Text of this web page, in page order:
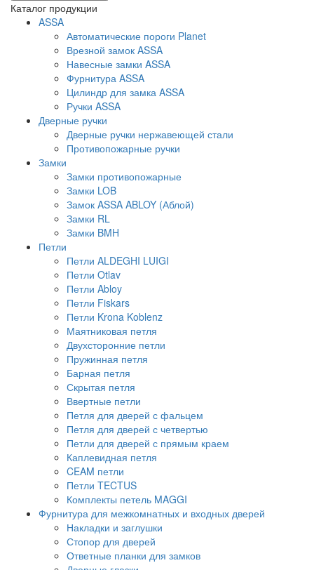
Каталог продукции
ASSA
Автоматические пороги Planet
Врезной замок ASSA
Навесные замки ASSA
Фурнитура ASSA
Цилиндр для замка ASSA
Ручки ASSA
Дверные ручки
Дверные ручки нержавеющей стали
Противопожарные ручки
Замки
Замки противопожарные
Замки LOB
Замок ASSA ABLOY (Аблой)
Замки RL
Замки BMH
Петли
Петли ALDEGHI LUIGI
Петли Otlav
Петли Abloy
Петли Fiskars
Петли Krona Koblenz
Маятниковая петля
Двухсторонние петли
Пружинная петля
Барная петля
Скрытая петля
Ввертные петли
Петля для дверей с фальцем
Петля для дверей с четвертью
Петли для дверей с прямым краем
Каплевидная петля
CEAM петли
Петли TECTUS
Комплекты петель MAGGI
Фурнитура для межкомнатных и входных дверей
Накладки и заглушки
Стопор для дверей
Ответные планки для замков